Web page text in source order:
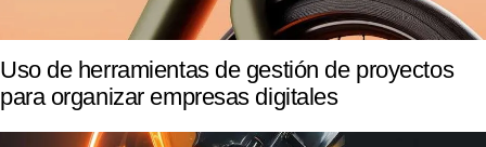
Uso de herramientas de gestión de proyectos
para organizar empresas digitales